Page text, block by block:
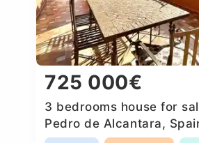
725 000€
3 bedrooms house for
Pedro de Alcantara,